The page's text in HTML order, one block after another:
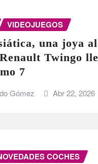
VIDEOJUEGOS
una joya
Twingo
7
Gómez Abr 22, 2026
COCHES